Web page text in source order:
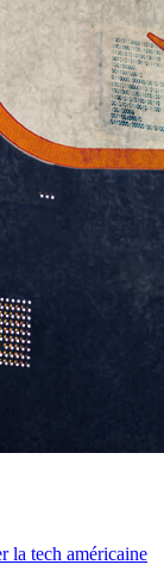
la tech américaine